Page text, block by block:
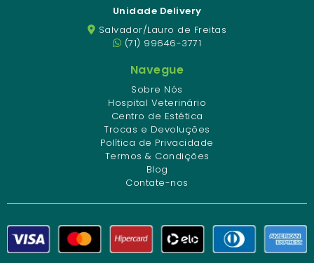
Unidade Delivery
Salvador/Lauro de Freitas
(71) 99646-3771
Navegue
Sobre Nós
Hospital Veterinário
Centro de Estética
Trocas e Devoluções
Política de Privacidade
Termos & Condições
Blog
Contate-nos